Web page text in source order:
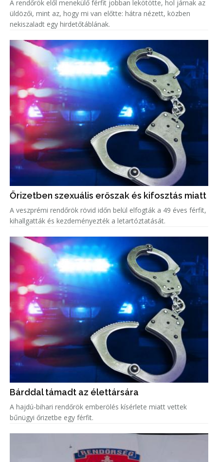
A rendőrök elől menekülő férfit jobban lekötötte, hol járnak az
üldözői, mint az, hogy mi van előtte: hátra nézett, közben
nekiszaladt egy hirdetőtáblának.
Őrizetben szexuális erőszak és kifosztás miatt
A veszprémi rendőrök rövid időn belül elfogták a 49 éves férfit,
kihallgatták és kezdeményezték a letartóztatását.
Bárddal támadt az élettársára
A hajdú-bihari rendőrök emberölés kísérlete miatt vettek
bűnügyi őrizetbe egy férfit.